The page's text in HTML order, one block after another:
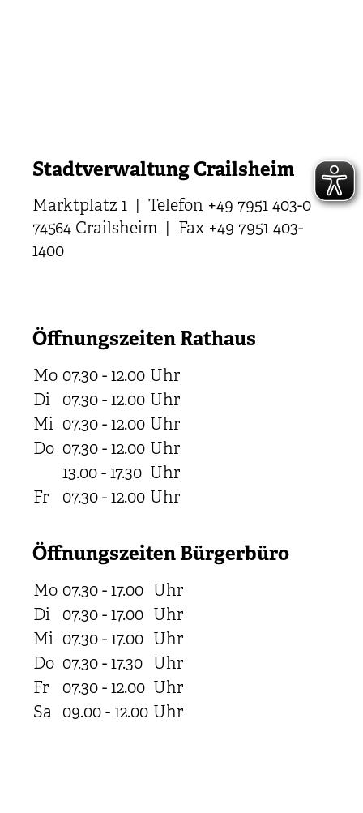
Stadtverwaltung Crailsheim
Marktplatz 1 | Telefon +49 7951 403-0
74564 Crailsheim | Fax +49 7951 403-
1400
Öffnungszeiten Rathaus
Mo 07.30 - 12.00 Uhr
Di
07.30 - 12.00 Uhr
Mi 07.30 - 12.00 Uhr
Do 07.30 - 12.00 Uhr
13.00 - 17.30 Uhr
Fr
07.30 - 12.00 Uhr
Öffnungszeiten Bürgerbüro
Mo 07.30 - 17.00 Uhr
Di
07.30 - 17.00 Uhr
Mi 07.30 - 17.00 Uhr
Do 07.30 - 17.30 Uhr
Fr
07.30 - 12.00 Uhr
Sa 09.00 - 12.00 Uhr